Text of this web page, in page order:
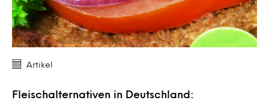
Artikel
Fleischalternativen in Deutschland: